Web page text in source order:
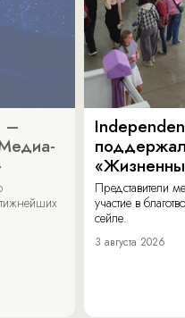
–
Представители
участие в
сейле.
3 августа 2026